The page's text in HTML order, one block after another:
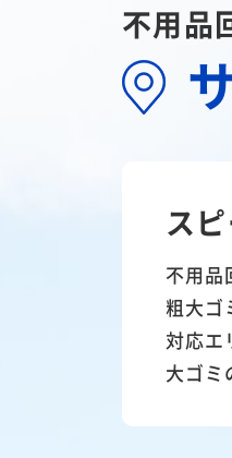
不用品
ス
不用品
粗大ゴ
対応エ
大ゴミ